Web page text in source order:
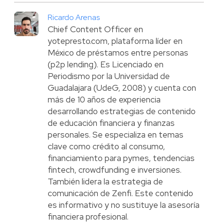
Ricardo Arenas
Chief Content Officer en
yotepresto.com, plataforma líder en
México de préstamos entre personas
(p2p lending). Es Licenciado en
Periodismo por la Universidad de
Guadalajara (UdeG, 2008) y cuenta con
más de 10 años de experiencia
desarrollando estrategias de contenido
de educación financiera y finanzas
personales. Se especializa en temas
clave como crédito al consumo,
financiamiento para pymes, tendencias
fintech, crowdfunding e inversiones.
También lidera la estrategia de
comunicación de Zenfi. Este contenido
es informativo y no sustituye la asesoría
financiera profesional.